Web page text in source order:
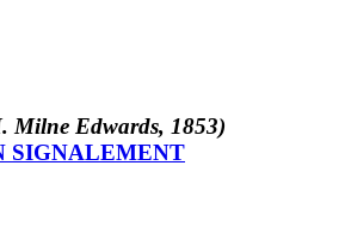
Milne Edwards, 1853)
SIGNALEMENT